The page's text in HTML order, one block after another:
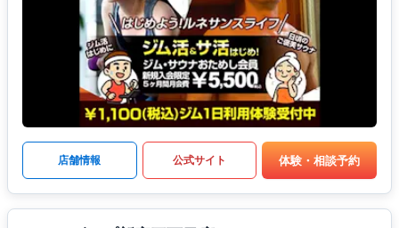
店舗情報 公式サイト 体験・相談予約